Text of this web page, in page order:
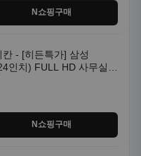
N쇼핑구매
- [히든특가] 삼성
인치) FULL HD 사무실/
N쇼핑구매